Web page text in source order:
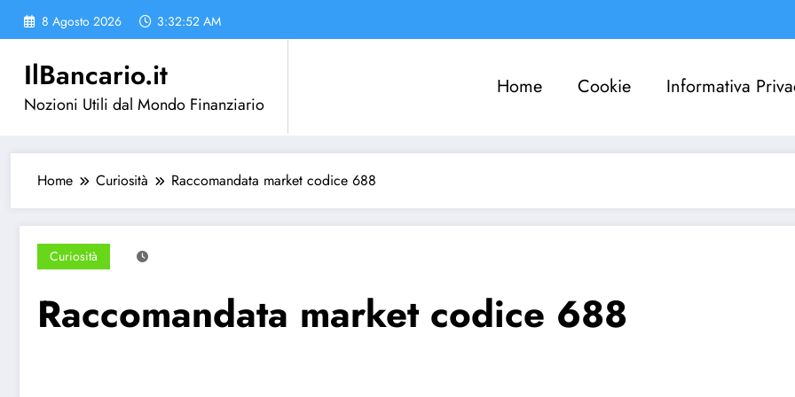
8 Agosto 2026 3:32:53 AM
IlBancario.it
Nozioni Utili dal Mondo Finanziario
Home Cookie Informativa
Home Curiosità Raccomandata market codice 688
Curiosità
Raccomandata market codice 688